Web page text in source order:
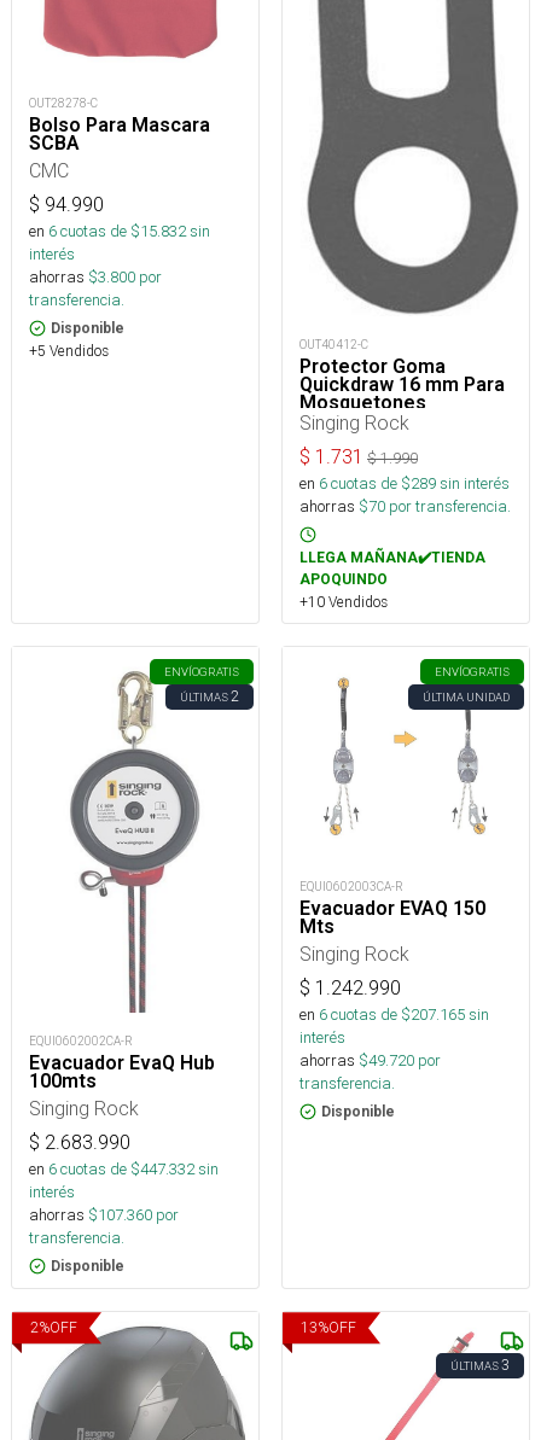
OUT28278-C
Bolso Para Mascara
SCBA
CMC
$ 94.990
en 6cuotas de $15.832sin
interés
ahorras $3.800 por
transferencia.
Disponible
+5 Vendidos OUT40412-C
Protector Goma
Quickdraw 16 mm Para
Mosquetones
Singing Rock
$ 1.731 $1.990
en 6cuotas de $289sin interés
ahorras $70 por transferencia.
LLEGA MAÑANA✔️TIENDA
APOQUINDO
+10 Vendidos
ENVÍOGRATIS
ÚLTIMAS2
EQUI0602002CA-R
Evacuador EvaQ Hub
100mts
Singing Rock
$ 2.683.990
en 6cuotas de $447.332sin
interés
ahorras $107.360 por
transferencia.
Disponible
ENVÍOGRATIS
ÚLTIMA UNIDAD
EQUI0602003CA-R
Evacuador EVAQ 150
Mts
Singing Rock
$ 1.242.990
en 6cuotas de $207.165sin
interés
ahorras $49.720 por
transferencia.
Disponible
2%OFF 13%OFF
ÚLTIMAS3